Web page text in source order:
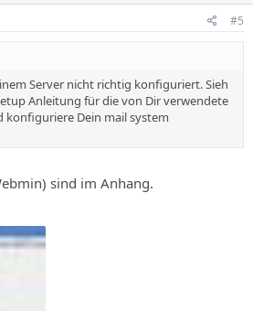
#5
Server nicht richtig konfiguriert. Sieh
Anleitung für die von Dir verwendete
Dein mail system
sind im Anhang.